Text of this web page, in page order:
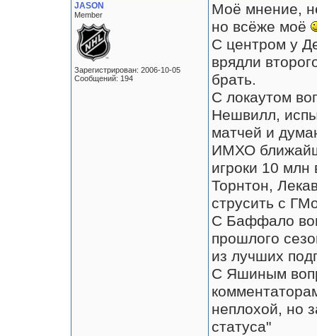
JASON
Member
Зарегистрирован: 2006-10-05
Сообщений: 194
Моё мнение,
но всёже моё
С центром у
врядли
брать.
С локаутом
Нешвилл,
матчей и
ИМХО
игроки 10 млн
Торнтон,
струсить с
С Баффало
прошлого
из лучших
С Яшиным
неплохой, но
статуса"